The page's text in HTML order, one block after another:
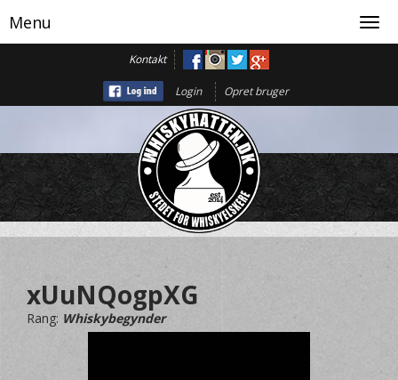
Kontakt
Login Opret bruger
Menu
xUuNQogpXG
Rang: Whiskybegynder